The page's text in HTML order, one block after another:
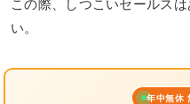
この際、しつこいセールス
い。
年中無休